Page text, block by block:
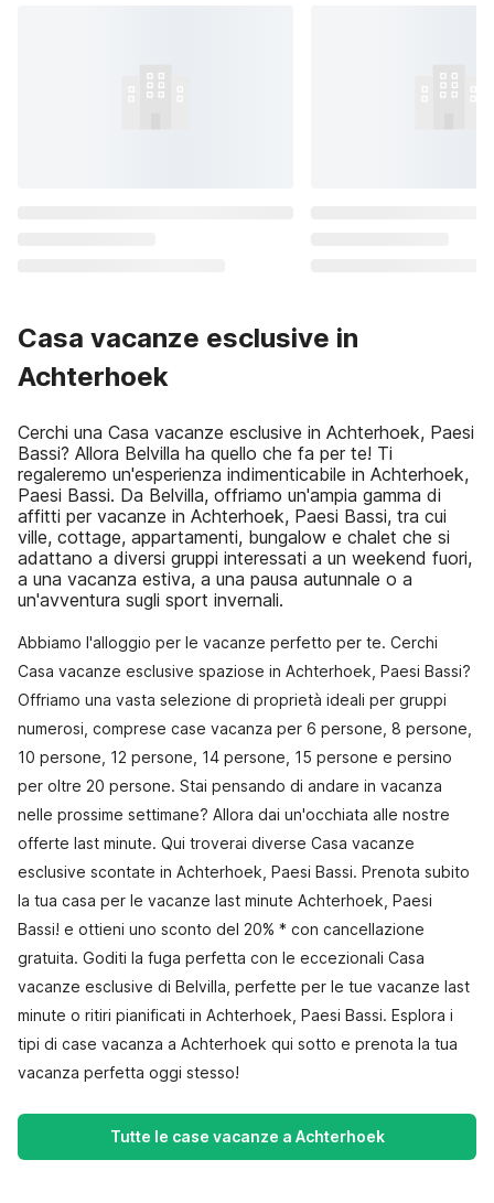
Casa vacanze esclusive in
Achterhoek
Cerchi una Casa vacanze esclusive in Achterhoek, Paesi
Bassi? Allora Belvilla ha quello che fa per te! Ti
regaleremo un'esperienza indimenticabile in Achterhoek,
Paesi Bassi. Da Belvilla, offriamo un'ampia gamma di
affitti per vacanze in Achterhoek, Paesi Bassi, tra cui
ville, cottage, appartamenti, bungalow e chalet che si
adattano a diversi gruppi interessati a un weekend fuori,
a una vacanza estiva, a una pausa autunnale o a
un'avventura sugli sport invernali.
Abbiamo l'alloggio per le vacanze perfetto per te. Cerchi
Casa vacanze esclusive spaziose in Achterhoek, Paesi Bassi?
Offriamo una vasta selezione di proprietà ideali per gruppi
numerosi, comprese case vacanza per 6 persone, 8 persone,
10 persone, 12 persone, 14 persone, 15 persone e persino
per oltre 20 persone. Stai pensando di andare in vacanza
nelle prossime settimane? Allora dai un'occhiata alle nostre
offerte last minute. Qui troverai diverse Casa vacanze
esclusive scontate in Achterhoek, Paesi Bassi. Prenota subito
la tua casa per le vacanze last minute Achterhoek, Paesi
Bassi! e ottieni uno sconto del 20% * con cancellazione
gratuita. Goditi la fuga perfetta con le eccezionali Casa
vacanze esclusive di Belvilla, perfette per le tue vacanze last
minute o ritiri pianificati in Achterhoek, Paesi Bassi. Esplora i
tipi di case vacanza a Achterhoek qui sotto e prenota la tua
vacanza perfetta oggi stesso!
Tutte le case vacanze a Achterhoek